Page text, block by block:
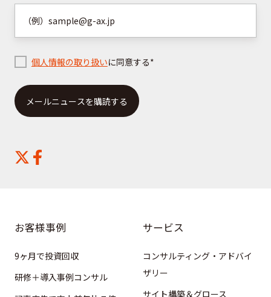
ち
個人情報の取り扱いに同意する*
お客様事例
9ヶ月で投資回収
研修＋導入事例コンサル
サービス
コンサルティング・アドバイ
ザリー
サイト構築＆グロース